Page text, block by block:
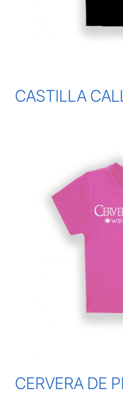
CASTILLA
CERVERA DE